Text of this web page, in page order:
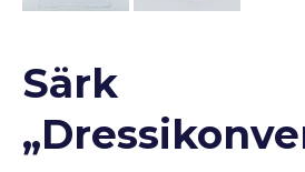
Särk